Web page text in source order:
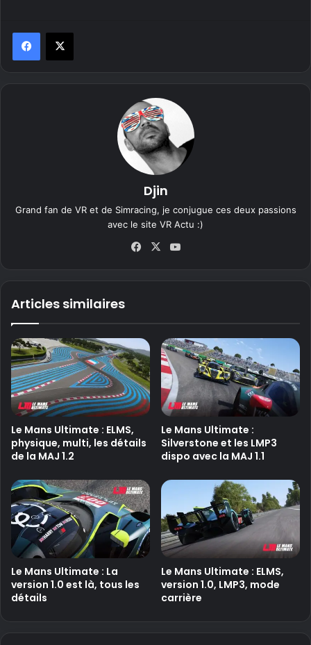
Djin
Grand fan de VR et de Simracing, je conjugue ces deux passions
avec le site VR Actu :)
Fa
X
Articles similaires
Le Mans Ultimate : ELMS,
physique, multi, les détails
de la MAJ 1.2
Le Mans Ultimate :
Silverstone et les LMP3
dispo avec la MAJ 1.1
Le Mans Ultimate : La
version 1.0 est là, tous les
détails
Le Mans Ultimate : ELMS,
version 1.0, LMP3, mode
carrière